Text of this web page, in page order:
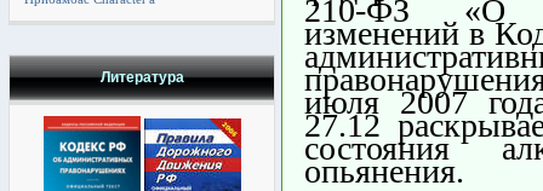
Литература
210-ФЗ «О
изменений в
июля 2007
27.12
состояния
опьянения.